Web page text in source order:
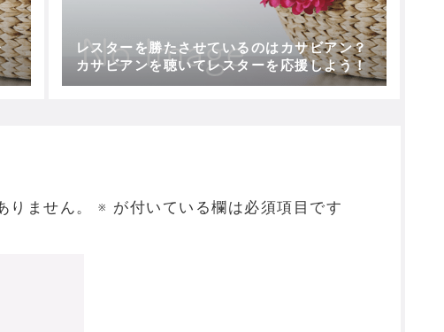
レスターを勝たさせているのはカサビアン？
カサビアンを聴いてレスターを応援しよう！
ません。 ※ が付いている欄は必須項目です